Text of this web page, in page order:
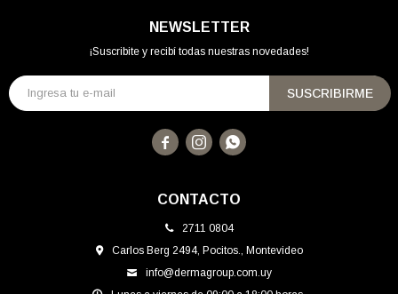
CONTACTO
2711 0804
Carlos Berg 2494, Pocitos., Montevideo
info@dermagroup.com.uy
NEWSLETTER
¡Suscribite y recibí todas nuestras novedades!
SUSCRIBIRME
  